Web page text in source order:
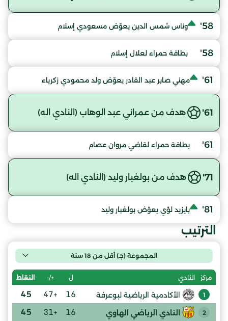
58' وناس شمس الدين يعوّض مسعودي إسلام
58' بطاقة حمراء لعلال إسلام
61' مهني صابر عبد القادر يعوّض ولد محمودي زكرياء
61' هدف من عمراني عبد الوهاب (النادي اله)
61' بطاقة حمراء لقاضي مروان عصام
71' هدف من بولغبار وليد (النادي اله)
81' بايزيد لؤي يعوّض بولغبار وليد
الترتيب
المجموعة (جـ) أقل من 18 سنة
مركز النادي ل +/- النقاط
1 الأكادمية الرياضية لبوعرفة 16
+47
45
2
النادي الرياضي الهاوي
16
+31
45